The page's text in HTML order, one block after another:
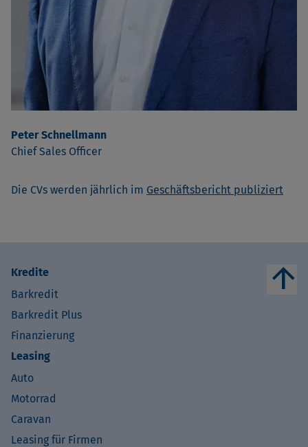
Peter Schnellmann
Chief Sales Officer
Die CVs werden jährlich im Geschäftsbericht publiziert
Kredite
Barkredit
Barkredit Plus
Finanzierung
Leasing
Auto
Motorrad
Caravan
Leasing für Firmen
arrow_upward